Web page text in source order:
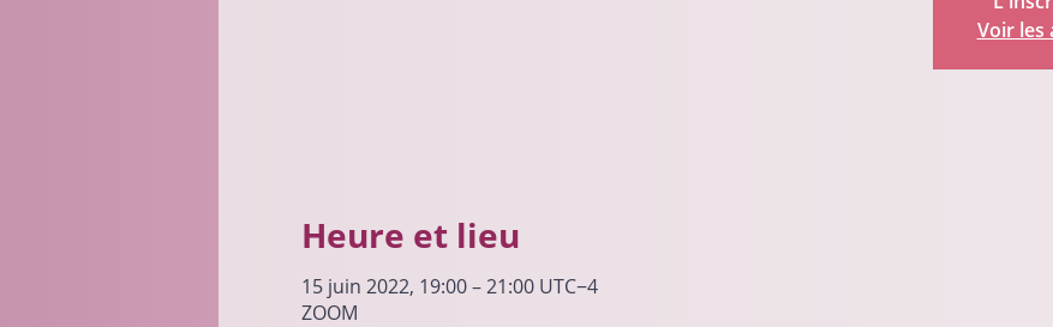
Voir les
Heure et lieu
15 juin 2022, 19:00 – 21:00 UTC−4
ZOOM